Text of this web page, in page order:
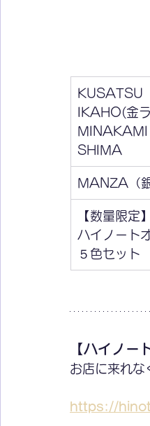
KUSATSU
​IKAHO(金
MINAKAMI
SHIMA
​MANZA（
​【数量限定】
ハイノート
５色セット
【ハイノー
お店に来れな
https://